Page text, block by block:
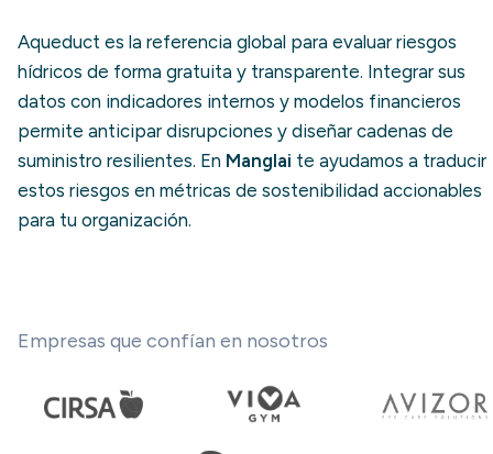
Aqueduct es la referencia global para evaluar riesgos
hídricos de forma gratuita y transparente. Integrar sus
datos con indicadores internos y modelos financieros
permite anticipar disrupciones y diseñar cadenas de
suministro resilientes. En Manglai te ayudamos a traducir
estos riesgos en métricas de sostenibilidad accionables
para tu organización.
Empresas que confían en nosotros